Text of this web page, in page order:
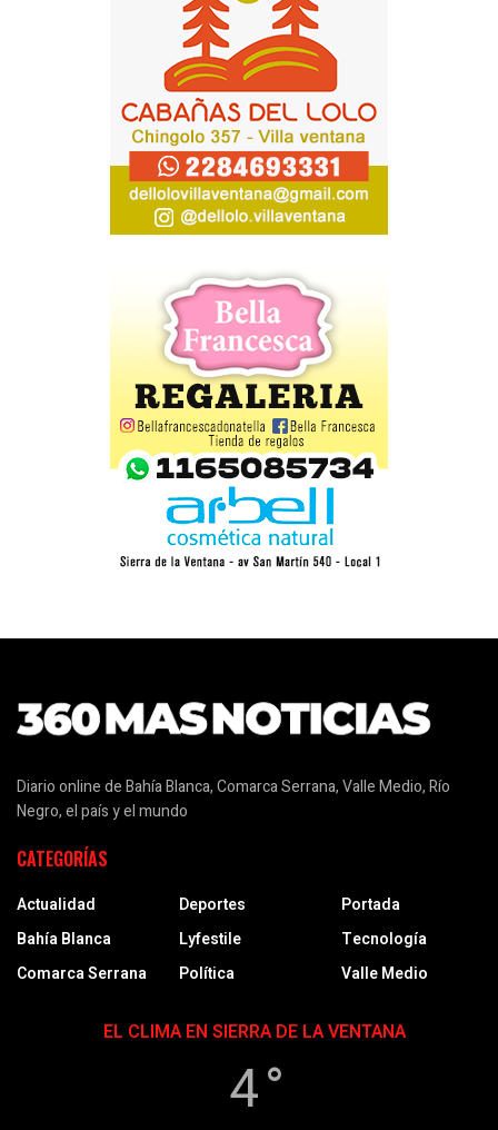
Diario online de Bahía Blanca, Comarca Serrana, Valle Medio, Río
Negro, el país y el mundo
CATEGORÍAS
Actualidad
Bahía Blanca
Comarca Serrana
Deportes
Lyfestile
Política
Portada
Tecnología
Valle Medio
EL CLIMA EN SIERRA DE LA VENTANA
4 °